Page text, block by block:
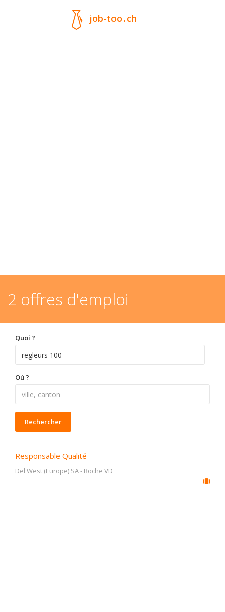
job-too.ch
2 offres d'emploi
Quoi ?
Oú ?
Rechercher
Responsable Qualité
Del West (Europe) SA- Roche VD